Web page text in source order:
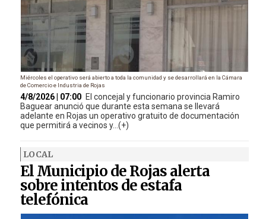
Miércoles el operativo será abierto a toda la comunidad y se desarrollará en la Cámara
de Comercio e Industria de Rojas
4/8/2026 | 07:00 El concejal y funcionario provincia Ramiro
Baguear anunció que durante esta semana se llevará
adelante en Rojas un operativo gratuito de documentación
que permitirá a vecinos y...(+)
LOCAL
El Municipio de Rojas alerta
sobre intentos de estafa
telefónica